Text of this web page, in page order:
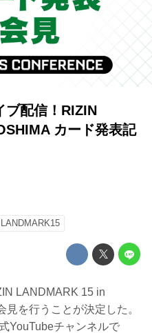
ブ配信！RIZIN
カード発表記
LANDMARK 15 in
を行うことが決定した。
YouTubeチャンネルで